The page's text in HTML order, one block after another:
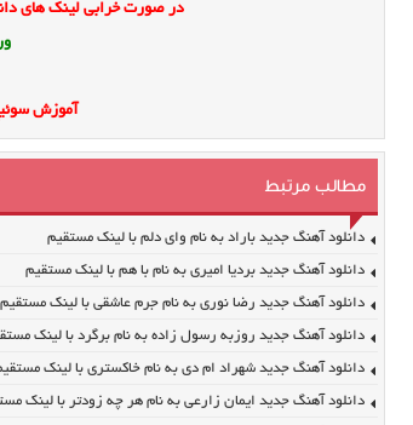
در صورت خرابی لینک های
آموزش
مطالب مرتبط
دانلود آهنگ جدید باراد به نام وای دلم با لینک مستقیم
دانلود آهنگ جدید بردیا امیری به نام با هم با لینک مستقیم
دانلود آهنگ جدید رضا نوری به نام جرم عاشقی با لینک مستقیم
دانلود آهنگ جدید روزبه رسول زاده به نام برگرد با لینک
دانلود آهنگ جدید شهراد ام دی به نام خاکستری با لینک
دانلود آهنگ جدید ایمان زارعی به نام هر چه زودتر با لینک